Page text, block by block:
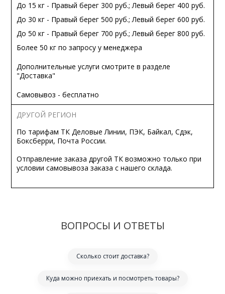
До 15 кг - Правый берег 300 руб.; Левый берег 400 руб.
До 30 кг - Правый берег 500 руб.; Левый берег 600 руб.
До 50 кг - Правый берег 700 руб.; Левый берег 800 руб.
Более 50 кг по запросу у менеджера
Дополнительные услуги смотрите в разделе
"Доставка"
Самовывоз - бесплатно
ДРУГОЙ РЕГИОН
По тарифам ТК Деловые Линии, ПЭК, Байкал, Сдэк,
Боксберри, Почта России.
Отправление заказа другой ТК возможно только при
условии самовывоза заказа с нашего склада.
ВОПРОСЫ И ОТВЕТЫ
Сколько стоит доставка?
Куда можно приехать и посмотреть товары?